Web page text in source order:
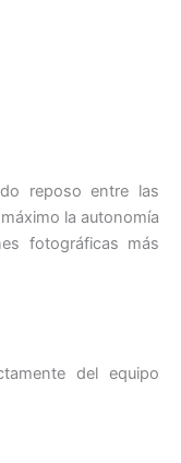
reposo entre las
la autonomía
fotográficas más
del equipo